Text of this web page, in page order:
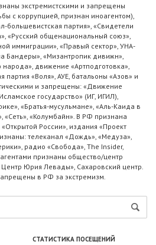
экстремистскими и запрещены
с коррупцией, признан иноагентом),
большевистская партия», «Свидетели
«Русский общенациональный союз»,
иммиграции», «Правый сектор», УНА-
Бандеры», «Мизантропик дивижн»,
движение «Артподготовка»,
партия «Воля», АУЕ, батальоны «Азов» и
и запрещены: «Движение
государство» (ИГ, ИГИЛ),
«Братья-мусульмане», «Аль-Каида в
«Сеть», «Колумбайн». В РФ признана
России», издания «Проект
телеканал «Дождь», «Медуза»,
радио «Свобода», The Insider,
признаны общество/центр
Юрия Левады», Сахаровский центр.
в РФ за экстремизм.
СТАТИСТИКА ПОСЕЩЕНИЙ